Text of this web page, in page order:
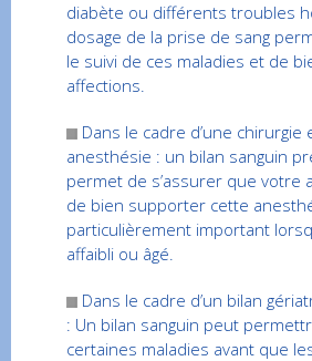
diabète ou différents troubles
dosage de la prise de sang
le suivi de ces maladies et de
affections.
Dans le cadre d’une chirurgie
anesthésie : un bilan sanguin
permet de s’assurer que votre
de bien supporter cette
particulièrement important
affaibli ou âgé.
Dans le cadre d’un bilan
: Un bilan sanguin peut
certaines maladies avant que